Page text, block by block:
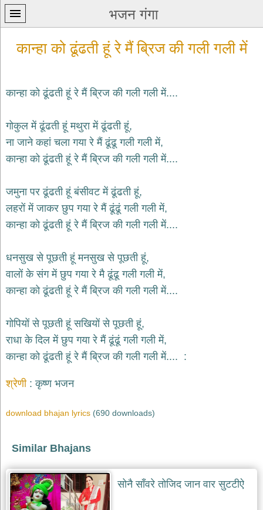
भजन गंगा
पन्ना
home
कृष्ण
bhajans
शिव
भजन
हनुमान
भजन
hanuman
bhajans
भजन
bhajans
जैन
भजन
jain
दुर्गा
bhajans
गणेश
भजन
ganesh
bhajans
कान्हा को ढूंढती हूं रे मैं ब्रिज की गली गली में
कान्हा को ढूंढती हूं रे मैं ब्रिज की गली गली में....
गोकुल में ढूंढती हूं मथुरा में ढूंढती हूं,
ना जाने कहां चला गया रे मैं ढूंढू गली गली में,
कान्हा को ढूंढती हूं रे मैं ब्रिज की गली गली में....
जमुना पर ढूंढती हूं बंसीवट में ढूंढती हूं,
लहरों में जाकर छुप गया रे मैं ढूंढूं गली गली में,
कान्हा को ढूंढती हूं रे मैं ब्रिज की गली गली में....
धनसुख से पूछती हूं मनसुख से पूछती हूं,
वालों के संग में छुप गया रे मै ढूंढू गली गली में,
कान्हा को ढूंढती हूं रे मैं ब्रिज की गली गली में....
गोपियों से पूछती हूं सखियों से पूछती हूं,
राधा के दिल में छुप गया रे मैं ढूंढूं गली गली में,
कान्हा को ढूंढती हूं रे मैं ब्रिज की गली गली में.... :
श्रेणी कृष्ण भजन
download bhajan lyrics (690 downloads)
Similar Bhajans
सोनै साँवरे तोजिद जान वार सुटटीऐ